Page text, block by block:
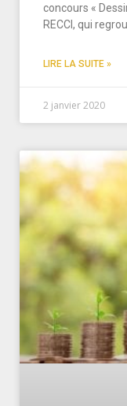
concours «
RECCI, qui
LIRE LA SUITE »
2 janvier 2020